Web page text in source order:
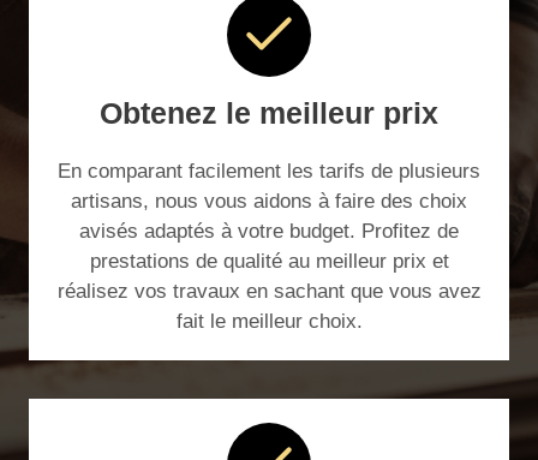
Obtenez le meilleur prix
En comparant facilement les tarifs de plusieurs
artisans, nous vous aidons à faire des choix
avisés adaptés à votre budget. Profitez de
prestations de qualité au meilleur prix et
réalisez vos travaux en sachant que vous avez
fait le meilleur choix.